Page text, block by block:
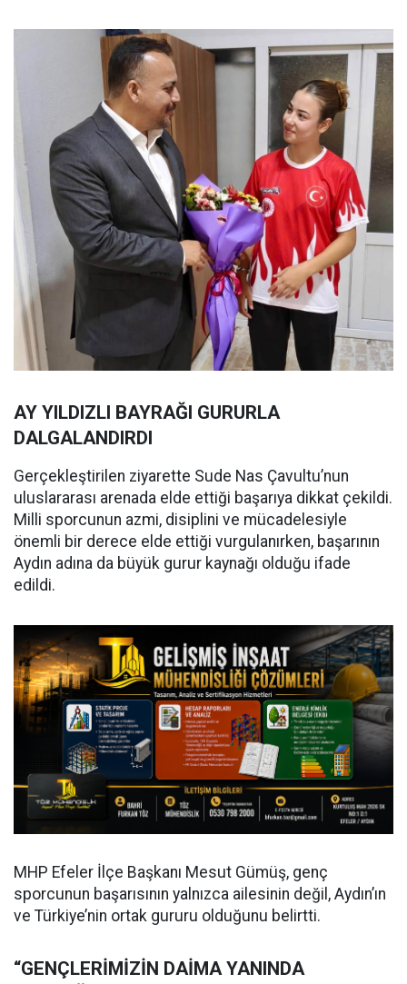
AY YILDIZLI BAYRAĞI GURURLA
DALGALANDIRDI
Gerçekleştirilen ziyarette Sude Nas Çavultu’nun
uluslararası arenada elde ettiği başarıya dikkat çekildi.
Milli sporcunun azmi, disiplini ve mücadelesiyle
önemli bir derece elde ettiği vurgulanırken, başarının
Aydın adına da büyük gurur kaynağı olduğu ifade
edildi.
MHP Efeler İlçe Başkanı Mesut Gümüş, genç
sporcunun başarısının yalnızca ailesinin değil, Aydın’ın
ve Türkiye’nin ortak gururu olduğunu belirtti.
“GENÇLERİMİZİN DAİMA YANINDA